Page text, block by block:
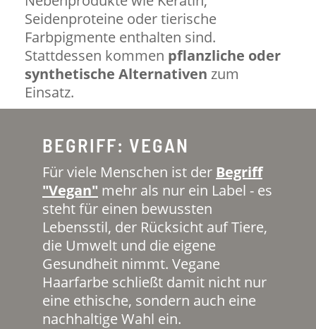
Seidenproteine oder tierische
Farbpigmente enthalten sind.
Stattdessen kommen pflanzliche oder
synthetische Alternativen zum
Einsatz.
BEGRIFF: VEGAN
Für viele Menschen ist der Begriff
"Vegan" mehr als nur ein Label - es
steht für einen bewussten
Lebensstil, der Rücksicht auf Tiere,
die Umwelt und die eigene
Gesundheit nimmt. Vegane
Haarfarbe schließt damit nicht nur
eine ethische, sondern auch eine
nachhaltige Wahl ein.